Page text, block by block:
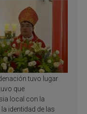
tuvo lugar
que
local con la
identidad de las